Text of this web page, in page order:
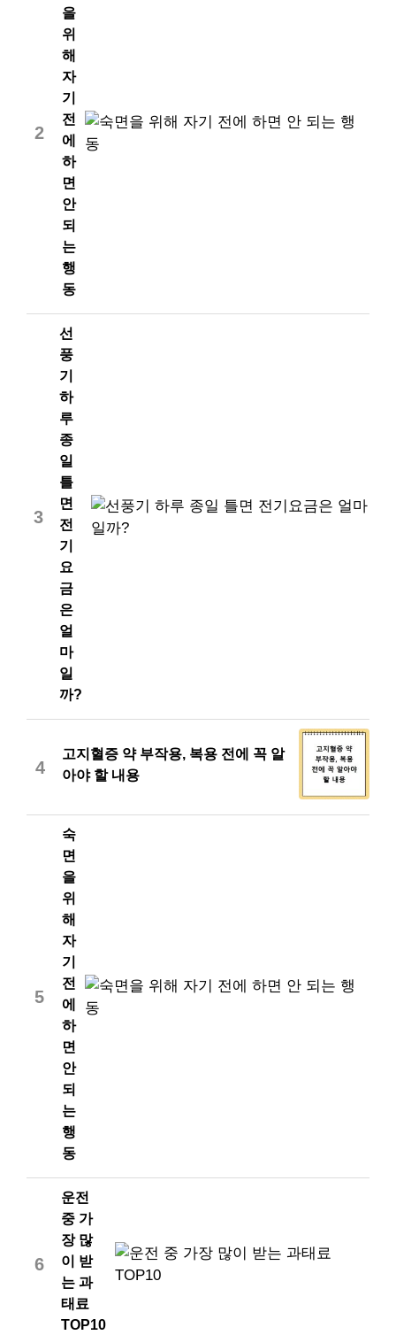
2
을
위
해
자
기
전
에
하
면
안
되
는
행
동
3
선
풍
기
하
루
종
일
틀
면
전
기
요
금
은
얼
마
일
까?
4
고지혈증 약 부작용, 복용 전에 꼭 알
아야 할 내용
5
숙
면
을
위
해
자
기
전
에
하
면
안
되
는
행
동
6
운전
중 가
장 많
이 받
는 과
태료
TOP10